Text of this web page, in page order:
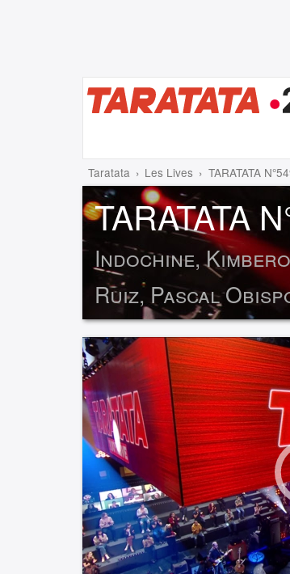
Taratata Les Lives TARATATA
TARATATA
Indochine,
Ruiz, Pascal